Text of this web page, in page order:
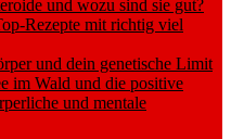
und wozu sind sie gut?
Rezepte mit richtig viel
und dein genetische Limit
im Wald und die positive
und mentale